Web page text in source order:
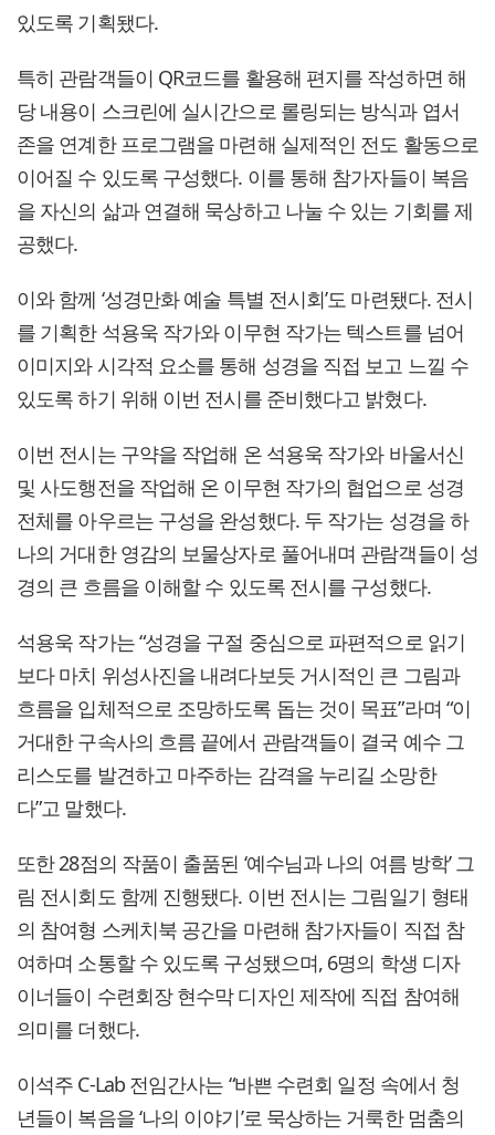
있도록 기획됐다.
특히 관람객들이 QR코드를 활용해 편지를 작성하면 해
당 내용이 스크린에 실시간으로 롤링되는 방식과 엽서
존을 연계한 프로그램을 마련해 실제적인 전도 활동으로
이어질 수 있도록 구성했다. 이를 통해 참가자들이 복음
을 자신의 삶과 연결해 묵상하고 나눌 수 있는 기회를 제
공했다.
이와 함께 ‘성경만화 예술 특별 전시회’도 마련됐다. 전시
를 기획한 석용욱 작가와 이무현 작가는 텍스트를 넘어
이미지와 시각적 요소를 통해 성경을 직접 보고 느낄 수
있도록 하기 위해 이번 전시를 준비했다고 밝혔다.
이번 전시는 구약을 작업해 온 석용욱 작가와 바울서신
및 사도행전을 작업해 온 이무현 작가의 협업으로 성경
전체를 아우르는 구성을 완성했다. 두 작가는 성경을 하
나의 거대한 영감의 보물상자로 풀어내며 관람객들이 성
경의 큰 흐름을 이해할 수 있도록 전시를 구성했다.
석용욱 작가는 “성경을 구절 중심으로 파편적으로 읽기
보다 마치 위성사진을 내려다보듯 거시적인 큰 그림과
흐름을 입체적으로 조망하도록 돕는 것이 목표”라며 “이
거대한 구속사의 흐름 끝에서 관람객들이 결국 예수 그
리스도를 발견하고 마주하는 감격을 누리길 소망한
다”고 말했다.
또한 28점의 작품이 출품된 ‘예수님과 나의 여름 방학’ 그
림 전시회도 함께 진행됐다. 이번 전시는 그림일기 형태
의 참여형 스케치북 공간을 마련해 참가자들이 직접 참
여하며 소통할 수 있도록 구성됐으며, 6명의 학생 디자
이너들이 수련회장 현수막 디자인 제작에 직접 참여해
의미를 더했다.
이석주 C-Lab 전임간사는 “바쁜 수련회 일정 속에서 청
년들이 복음을 ‘나의 이야기’로 묵상하는 거룩한 멈춤의